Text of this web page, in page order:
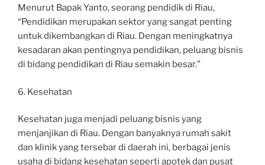
Menurut Bapak Yanto, seorang pendidik di Riau,
“Pendidikan merupakan sektor yang sangat penting
untuk dikembangkan di Riau. Dengan meningkatnya
kesadaran akan pentingnya pendidikan, peluang bisnis
di bidang pendidikan di Riau semakin besar.”
6. Kesehatan
Kesehatan juga menjadi peluang bisnis yang
menjanjikan di Riau. Dengan banyaknya rumah sakit
dan klinik yang tersebar di daerah ini, berbagai jenis
usaha di bidang kesehatan seperti apotek dan pusat